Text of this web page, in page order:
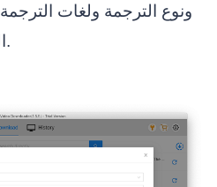
ونوع الترجمة ولغات
العروض التي تنوي تنزيلها.